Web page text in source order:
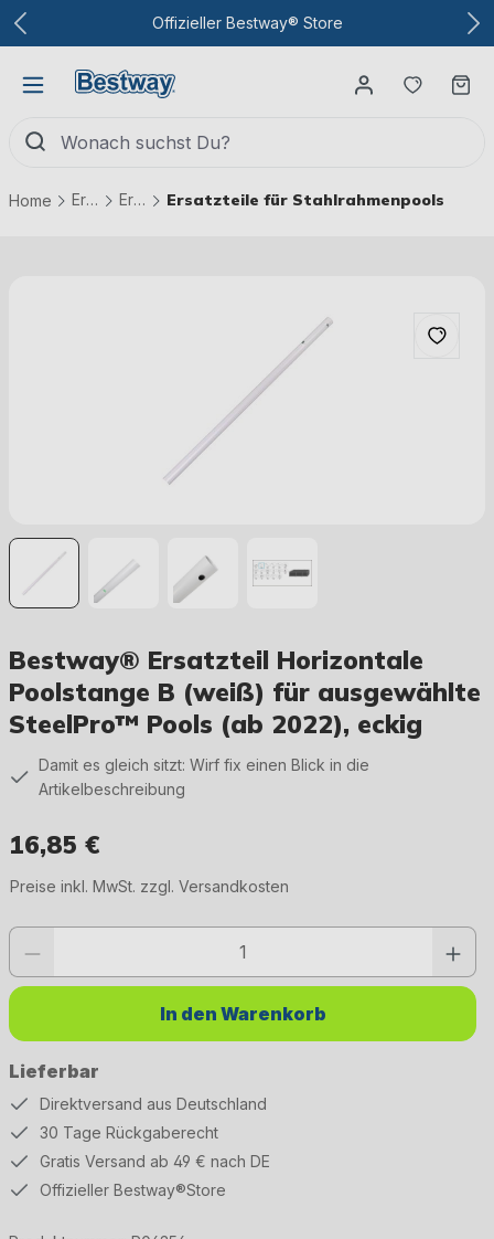
Zum Hauptinhalt Offizieller Bestway® Store
Du
Home Ersatzteile Ersatzteile Pools Ersatzteile für Stahlrahmenpools
Bestway® Ersatzteil Horizontale
Poolstange B (weiß) für ausgewählte
SteelPro™ Pools (ab 2022), eckig
Damit es gleich sitzt: Wirf fix einen Blick in die
Artikelbeschreibung
16,85 €
Preise inkl. MwSt. zzgl. Versandkosten
Lieferbar
Produkt Anzahl: Gib den gewünschten Wert ein oder benutze die
In den Warenkorb
Direktversand aus Deutschland
30 Tage Rückgaberecht
Gratis Versand ab 49 € nach DE
Offizieller Bestway®Store